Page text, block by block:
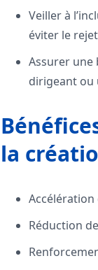
Veiller à
éviter le
Assurer une
dirigeant ou
la
Réduction